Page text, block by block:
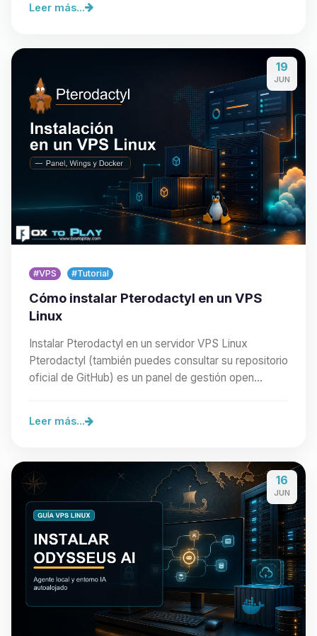
Leer más...
19
JUN
#VPS #Tutorial
Cómo instalar Pterodactyl en un VPS
Linux
Instalar Pterodactyl en un servidor VPS Linux
Pterodactyl (también puedes consultar su repositorio
oficial de GitHub) es un panel de gestión open…
Leer más...
16
JUN